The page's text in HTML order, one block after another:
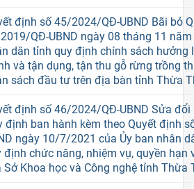
định số 45/2024/QĐ-UBND Bãi bỏ
QĐ-UBND ngày 08 tháng 11
dân tỉnh quy định chính sách hưởng
và tận dụng, tận thu gỗ rừng trồng
sách đầu tư trên địa bàn tỉnh Thừa
định số 46/2024/QĐ-UBND Sửa
định ban hành kèm theo Quyết định
ngày 10/7/2021 của Ủy ban nhân
định chức năng, nhiệm vụ, quyền hạn
Sở Khoa học và Công nghệ tỉnh Thừa